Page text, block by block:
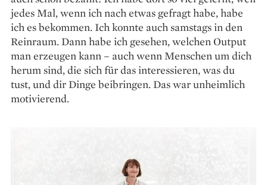
jedes Mal, wenn ich nach etwas gefragt habe, habe
ich es bekommen. Ich konnte auch samstags in den
Reinraum. Dann habe ich gesehen, welchen Output
man erzeugen kann – auch wenn Menschen um dich
herum sind, die sich für das interessieren, was du
tust, und dir Dinge beibringen. Das war unheimlich
motivierend.